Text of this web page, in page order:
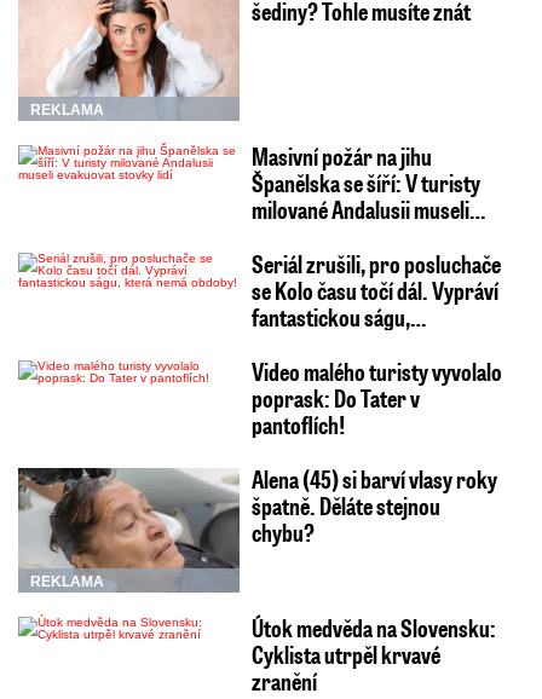
REKLAMA
šediny? Tohle musíte znát
Masivní požár na jihu
Španělska se šíří: V turisty
milované Andalusii museli…
Seriál zrušili, pro posluchače
se Kolo času točí dál. Vypráví
fantastickou ságu,…
Video malého turisty vyvolalo
poprask: Do Tater v
pantoflích!
REKLAMA
Alena (45) si barví vlasy roky
špatně. Děláte stejnou
chybu?
Útok medvěda na Slovensku:
Cyklista utrpěl krvavé
zranění